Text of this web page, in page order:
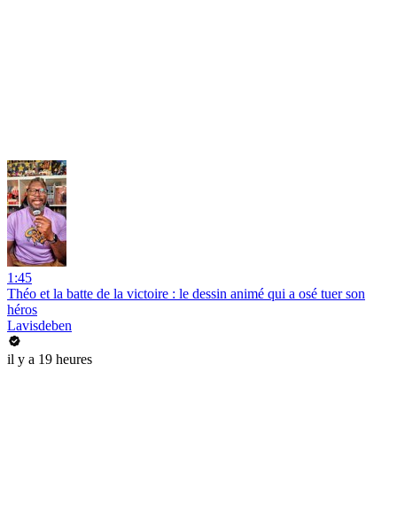
1:45
Théo et la batte de la victoire : le dessin animé qui a osé tuer son
héros
Lavisdeben
il y a 19 heures